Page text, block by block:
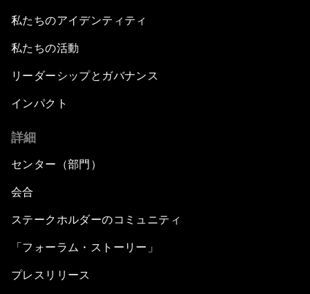
私たちのアイデンティティ
私たちの活動
リーダーシップとガバナンス
インパクト
詳細
センター（部門）
会合
ステークホルダーのコミュニティ
「フォーラム・ストーリー」
プレスリリース